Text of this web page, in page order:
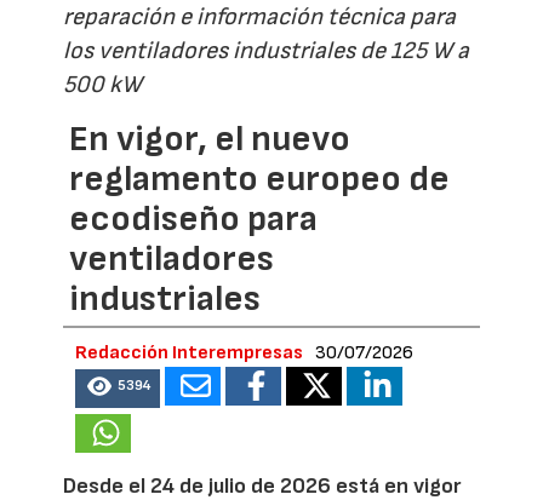
reparación e información técnica para
los ventiladores industriales de 125 W a
500 kW
En vigor, el nuevo
reglamento europeo de
ecodiseño para
ventiladores
industriales
Redacción Interempresas 30/07/2026
5394
Desde el 24 de julio de 2026 está en vigor